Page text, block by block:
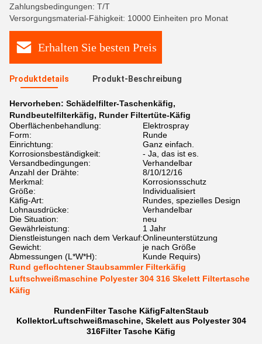
Zahlungsbedingungen: T/T
Versorgungsmaterial-Fähigkeit: 10000 Einheiten pro Monat
Erhalten Sie besten Preis
Produktdetails Produkt-Beschreibung
Hervorheben: Schädelfilter-Taschenkäfig,
Rundbeutelfilterkäfig, Runder Filtertüte-Käfig
Oberflächenbehandlung:
Elektrospray
Form:
Runde
Einrichtung:
Ganz einfach.
Korrosionsbeständigkeit:
- Ja, das ist es.
Versandbedingungen:
Verhandelbar
Anzahl der Drähte:
8/10/12/16
Merkmal:
Korrosionsschutz
Größe:
Individualisiert
Käfig-Art:
Rundes, spezielles Design
Lohnausdrücke:
Verhandelbar
Die Situation:
neu
Gewährleistung:
1 Jahr
Dienstleistungen nach dem Verkauf:Onlineunterstützung
Gewicht:
je nach Größe
Abmessungen (L*W*H):
Kunde Requirs)
Rund geflochtener Staubsammler Filterkäfig
Luftschweißmaschine Polyester 304 316 Skelett Filtertasche
Käfig
RundenFilter Tasche KäfigFaltenStaub
KollektorLuftschweißmaschine, Skelett aus Polyester 304
316Filter Tasche Käfig